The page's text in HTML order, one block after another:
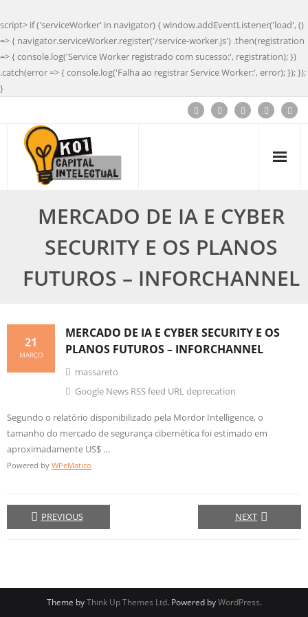
script> if ('serviceWorker' in navigator) { window.addEventListener('load', ()
=> { navigator.serviceWorker.register('/service-worker.js') .then(registration
=> { console.log('Service Worker registrado com sucesso:', registration); })
.catch(error => { console.log('Falha ao registrar Service Worker:', error); }); });
}
MERCADO DE IA E CYBER
SECURITY E OS PLANOS
FUTUROS – INFORCHANNEL
MERCADO DE IA E CYBER SECURITY E OS
PLANOS FUTUROS – INFORCHANNEL
21
MARÇO
massareto
Google News RSS feed URL deprecation
Segundo o relatório disponibilizado pela Mordor Intelligence, o
tamanho do mercado de segurança cibernética foi estimado em
aproximadamente US$ …
Powered by WPeMatico
PREVIOUS NEXT
Theme byThink Up Themes Ltd. Powered byWordPress.